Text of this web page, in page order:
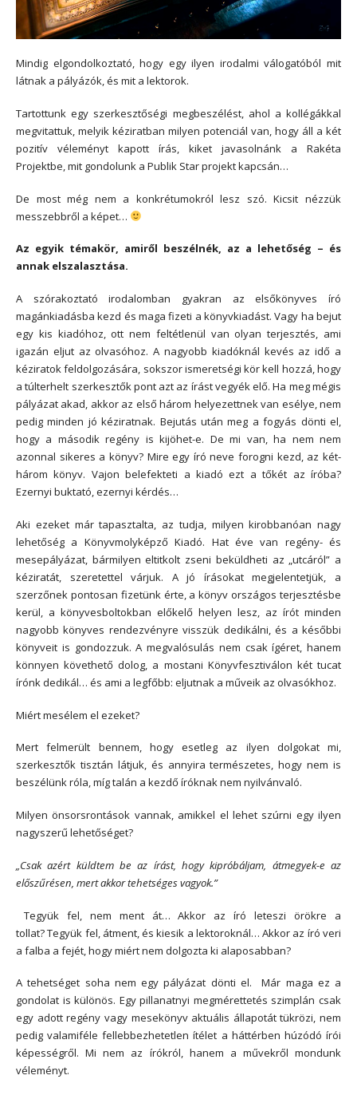
Mindig elgondolkoztató, hogy egy ilyen irodalmi válogatóból mit
látnak a pályázók, és mit a lektorok.
Tartottunk egy szerkesztőségi megbeszélést, ahol a kollégákkal
megvitattuk, melyik kéziratban milyen potenciál van, hogy áll a két
pozitív véleményt kapott írás, kiket javasolnánk a Rakéta
Projektbe, mit gondolunk a Publik Star projekt kapcsán…
De most még nem a konkrétumokról lesz szó. Kicsit nézzük
messzebbről a képet…
Az egyik témakör, amiről beszélnék, az a lehetőség – és
annak elszalasztása.
A szórakoztató irodalomban gyakran az elsőkönyves író
magánkiadásba kezd és maga fizeti a könyvkiadást. Vagy ha bejut
egy kis kiadóhoz, ott nem feltétlenül van olyan terjesztés, ami
igazán eljut az olvasóhoz. A nagyobb kiadóknál kevés az idő a
kéziratok feldolgozására, sokszor ismeretségi kör kell hozzá, hogy
a túlterhelt szerkesztők pont azt az írást vegyék elő. Ha meg mégis
pályázat akad, akkor az első három helyezettnek van esélye, nem
pedig minden jó kéziratnak. Bejutás után meg a fogyás dönti el,
hogy a második regény is kijöhet-e. De mi van, ha nem nem
azonnal sikeres a könyv? Mire egy író neve forogni kezd, az két-
három könyv. Vajon belefekteti a kiadó ezt a tőkét az íróba?
Ezernyi buktató, ezernyi kérdés…
Aki ezeket már tapasztalta, az tudja, milyen kirobbanóan nagy
lehetőség a Könyvmolyképző Kiadó. Hat éve van regény- és
mesepályázat, bármilyen eltitkolt zseni beküldheti az „utcáról” a
kéziratát, szeretettel várjuk. A jó írásokat megjelentetjük, a
szerzőnek pontosan fizetünk érte, a könyv országos terjesztésbe
kerül, a könyvesboltokban előkelő helyen lesz, az írót minden
nagyobb könyves rendezvényre visszük dedikálni, és a későbbi
könyveit is gondozzuk. A megvalósulás nem csak ígéret, hanem
könnyen követhető dolog, a mostani Könyvfesztiválon két tucat
írónk dedikál… és ami a legfőbb: eljutnak a műveik az olvasókhoz.
Miért mesélem el ezeket?
Mert felmerült bennem, hogy esetleg az ilyen dolgokat mi,
szerkesztők tisztán látjuk, és annyira természetes, hogy nem is
beszélünk róla, míg talán a kezdő íróknak nem nyilvánvaló.
Milyen önsorsrontások vannak, amikkel el lehet szúrni egy ilyen
nagyszerű lehetőséget?
„Csak azért küldtem be az írást, hogy kipróbáljam, átmegyek-e az
előszűrésen, mert akkor tehetséges vagyok.”
Tegyük fel, nem ment át… Akkor az író leteszi örökre a
tollat? Tegyük fel, átment, és kiesik a lektoroknál… Akkor az író veri
a falba a fejét, hogy miért nem dolgozta ki alaposabban?
A tehetséget soha nem egy pályázat dönti el. Már maga ez a
gondolat is különös. Egy pillanatnyi megmérettetés szimplán csak
egy adott regény vagy mesekönyv aktuális állapotát tükrözi, nem
pedig valamiféle fellebbezhetetlen ítélet a háttérben húzódó írói
képességről. Mi nem az írókról, hanem a művekről mondunk
véleményt.